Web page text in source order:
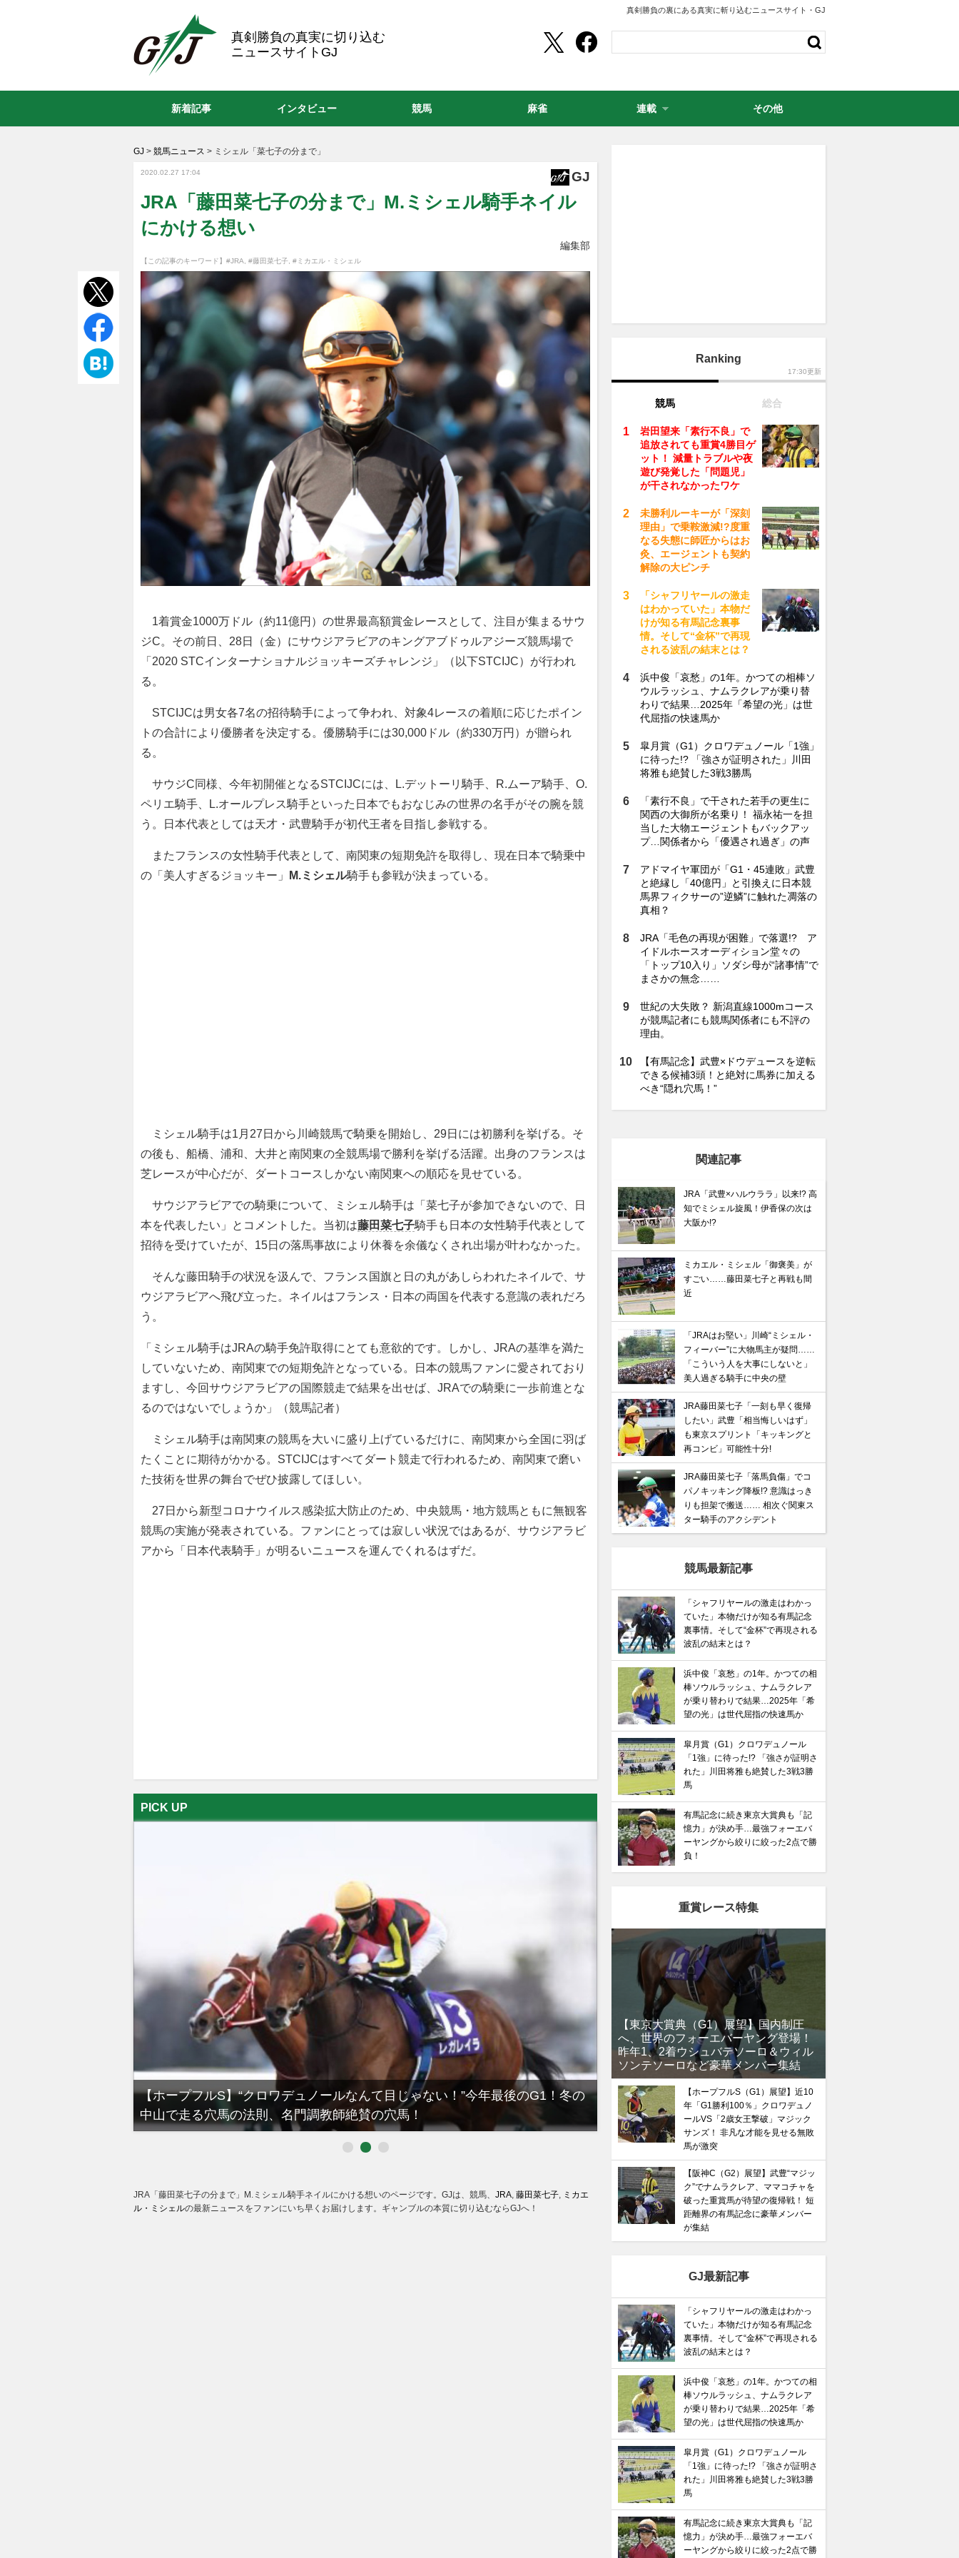
真剣勝負の裏にある真実に斬り込むニュースサイト・GJ
真剣勝負の真実に切り込む
ニュースサイトGJ
GJ > 競馬ニュース > ミシェル「菜七子の分まで」
2020.02.27 17:04 GJ
JRA「藤田菜七子の分まで」M.ミシェル騎手ネイル
にかける想い
編集部
【この記事のキーワード】 #JRA #藤田菜七子 #ミカエル・ミシェル
1着賞金1000万ドル（約11億円）の世界最高額賞金レースとして、注目が集まるサウ
ジC。その前日、28日（金）にサウジアラビアのキングアブドゥルアジーズ競馬場で
「2020 STCインターナショナルジョッキーズチャレンジ」（以下STCIJC）が行われ
る。
STCIJCは男女各7名の招待騎手によって争われ、対象4レースの着順に応じたポイン
トの合計により優勝者を決定する。優勝騎手には30,000ドル（約330万円）が贈られ
る。
サウジC同様、今年初開催となるSTCIJCには、L.デットーリ騎手、R.ムーア騎手、O.
ペリエ騎手、L.オールプレス騎手といった日本でもおなじみの世界の名手がその腕を競
う。日本代表としては天才・武豊騎手が初代王者を目指し参戦する。
またフランスの女性騎手代表として、南関東の短期免許を取得し、現在日本で騎乗中
の「美人すぎるジョッキー」
M.ミシェル騎手も参戦が決まっている。
ミシェル騎手は1月27日から川崎競馬で騎乗を開始し、29日には初勝利を挙げる。そ
の後も、船橋、浦和、大井と南関東の全競馬場で勝利を挙げる活躍。出身のフランスは
芝レースが中心だが、ダートコースしかない南関東への順応を見せている。
サウジアラビアでの騎乗について、ミシェル騎手は「菜七子が参加できないので、日
本を代表したい」とコメントした。当初は藤田菜七子騎手も日本の女性騎手代表として
招待を受けていたが、15日の落馬事故により休養を余儀なくされ出場が叶わなかった。
そんな藤田騎手の状況を汲んで、フランス国旗と日の丸があしらわれたネイルで、サ
ウジアラビアへ飛び立った。ネイルはフランス・日本の両国を代表する意識の表れだろ
う。
「ミシェル騎手はJRAの騎手免許取得にとても意欲的です。しかし、JRAの基準を満た
していないため、南関東での短期免許となっている。日本の競馬ファンに愛されており
ますし、今回サウジアラビアの国際競走で結果を出せば、JRAでの騎乗に一歩前進とな
るのではないでしょうか」（競馬記者）
ミシェル騎手は南関東の競馬を大いに盛り上げているだけに、南関東から全国に羽ば
たくことに期待がかかる。STCIJCはすべてダート競走で行われるため、南関東で磨い
た技術を世界の舞台でぜひ披露してほしい。
27日から新型コロナウイルス感染拡大防止のため、中央競馬・地方競馬ともに無観客
競馬の実施が発表されている。ファンにとっては寂しい状況ではあるが、サウジアラビ
アから「日本代表騎手」が明るいニュースを運んでくれるはずだ。
PICK UP
【ホープフルS】“クロワデュノールなんて目じゃない！”今年最後のG1！冬の
中山で走る穴馬の法則、名門調教師絶賛の穴馬！
【有馬記念】武豊×ドウデュースを逆転できる候補3頭！と絶
るべき“隠れ穴馬！”
JRA「藤田菜七子の分まで」M.ミシェル騎手ネイルにかける想いのページです。GJは、競馬、 JRA, 藤田菜七子, ミカエ
ル・ミシェルの最新ニュースをファンにいち早くお届けします。ギャンブルの本質に切り込むならGJへ！
Ranking
17:30更新
競馬 総合
岩田望来「素行不良」で
追放されても重賞4勝目ゲ
ット！ 減量トラブルや夜
遊び発覚した「問題児」
が干されなかったワケ
未勝利ルーキーが「深刻
理由」で乗鞍激減!?度重
なる失態に師匠からはお
灸、エージェントも契約
解除の大ピンチ
「シャフリヤールの激走
はわかっていた」本物だ
けが知る有馬記念裏事
情。そして“金杯”で再現
される波乱の結末とは？
浜中俊「哀愁」の1年。かつての相棒ソ
ウルラッシュ、ナムラクレアが乗り替
わりで結果…2025年「希望の光」は世
代屈指の快速馬か
皐月賞（G1）クロワデュノール「1強」
に待った!? 「強さが証明された」川田
将雅も絶賛した3戦3勝馬
「素行不良」で干された若手の更生に
関西の大御所が名乗り！ 福永祐一を担
当した大物エージェントもバックアッ
プ…関係者から「優遇され過ぎ」の声
アドマイヤ軍団が「G1・45連敗」武豊
と絶縁し「40億円」と引換えに日本競
馬界フィクサーの”逆鱗”に触れた凋落の
真相？
JRA「毛色の再現が困難」で落選!? ア
イドルホースオーディション堂々の
「トップ10入り」ソダシ母が“諸事情”で
まさかの無念……
世紀の大失敗？ 新潟直線1000mコース
が競馬記者にも競馬関係者にも不評の
理由。
【有馬記念】武豊×ドウデュースを逆転
できる候補3頭！と絶対に馬券に加える
べき“隠れ穴馬！”
関連記事
JRA「武豊×ハルウララ」以来!? 高
知でミシェル旋風！伊香保の次は
大阪か!?
ミカエル・ミシェル「御褒美」が
すごい……藤田菜七子と再戦も間
近
「JRAはお堅い」川崎“ミシェル・
フィーバー”に大物馬主が疑問……
「こういう人を大事にしないと」
美人過ぎる騎手に中央の壁
JRA藤田菜七子「一刻も早く復帰
したい」武豊「相当悔しいはず」
も東京スプリント「キッキングと
再コンビ」可能性十分!
JRA藤田菜七子「落馬負傷」でコ
パノキッキング降板!? 意識はっき
りも担架で搬送…… 相次ぐ関東ス
ター騎手のアクシデント
競馬最新記事
「シャフリヤールの激走はわかっ
ていた」本物だけが知る有馬記念
裏事情。そして“金杯”で再現される
波乱の結末とは？
浜中俊「哀愁」の1年。かつての相
棒ソウルラッシュ、ナムラクレア
が乗り替わりで結果…2025年「希
望の光」は世代屈指の快速馬か
皐月賞（G1）クロワデュノール
「1強」に待った!? 「強さが証明さ
れた」川田将雅も絶賛した3戦3勝
馬
有馬記念に続き東京大賞典も「記
憶力」が決め手…最強フォーエバ
ーヤングから絞りに絞った2点で勝
負！
重賞レース特集
【東京大賞典（G1）展望】国内制圧
へ、世界のフォーエバーヤング登場！
昨年1、2着ウシュバテソーロ＆ウィル
ソンテソーロなど豪華メンバー集結
【ホープフルS（G1）展望】近10
年「G1勝利100％」クロワデュノ
ールVS「2歳女王撃破」マジック
サンズ！ 非凡な才能を見せる無敗
馬が激突
【阪神C（G2）展望】武豊“マジッ
ク”でナムラクレア、ママコチャを
破った重賞馬が待望の復帰戦！ 短
距離界の有馬記念に豪華メンバー
が集結
GJ最新記事
「シャフリヤールの激走はわかっ
ていた」本物だけが知る有馬記念
裏事情。そして“金杯”で再現される
波乱の結末とは？
浜中俊「哀愁」の1年。かつての相
棒ソウルラッシュ、ナムラクレア
が乗り替わりで結果…2025年「希
望の光」は世代屈指の快速馬か
皐月賞（G1）クロワデュノール
「1強」に待った!? 「強さが証明さ
れた」川田将雅も絶賛した3戦3勝
馬
有馬記念に続き東京大賞典も「記
憶力」が決め手…最強フォーエバ
ーヤングから絞りに絞った2点で勝
新着記事 インタビュー 競馬 麻雀 連載 その他